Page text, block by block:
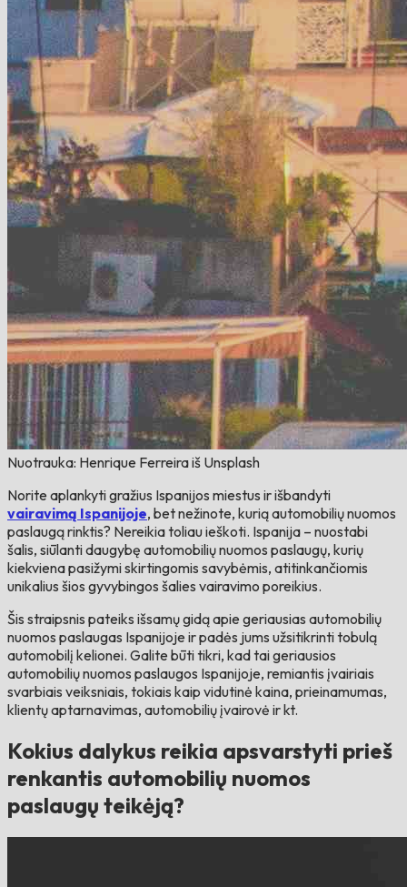
Nuotrauka: Henrique Ferreira iš Unsplash
Norite aplankyti gražius Ispanijos miestus ir išbandyti
vairavimą Ispanijoje, bet nežinote, kurią automobilių nuomos
paslaugą rinktis? Nereikia toliau ieškoti. Ispanija – nuostabi
šalis, siūlanti daugybę automobilių nuomos paslaugų, kurių
kiekviena pasižymi skirtingomis savybėmis, atitinkančiomis
unikalius šios gyvybingos šalies vairavimo poreikius.
Šis straipsnis pateiks išsamų gidą apie geriausias automobilių
nuomos paslaugas Ispanijoje ir padės jums užsitikrinti tobulą
automobilį kelionei. Galite būti tikri, kad tai geriausios
automobilių nuomos paslaugos Ispanijoje, remiantis įvairiais
svarbiais veiksniais, tokiais kaip vidutinė kaina, prieinamumas,
klientų aptarnavimas, automobilių įvairovė ir kt.
Kokius dalykus reikia apsvarstyti prieš
renkantis automobilių nuomos
paslaugų teikėją?